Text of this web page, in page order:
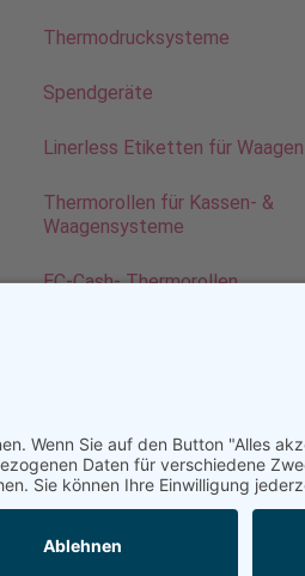
Thermodrucksysteme
Spendgeräte
Linerless Etiketten für Waagen
Thermorollen für Kassen- &
Waagensysteme
EC-Cash- Thermorollen
Verkaufsförderung